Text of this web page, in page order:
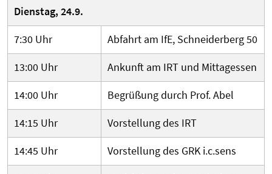
Dienstag, 24.9.
7:30 Uhr
Abfahrt am IfE, Schneiderberg 50
13:00 Uhr
Ankunft am IRT und Mittagessen
14:00 Uhr
Begrüßung durch Prof. Abel
14:15 Uhr
Vorstellung des IRT
14:45 Uhr
Vorstellung des GRK i.c.sens